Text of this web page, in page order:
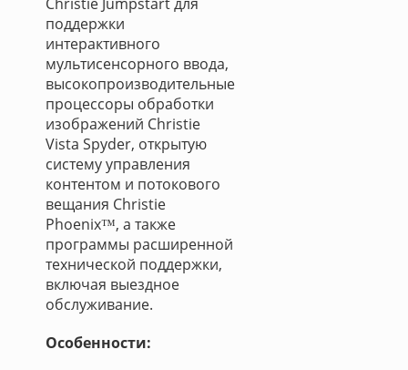
поддержки
интерактивного
мультисенсорного ввода,
высокопроизводительные
процессоры обработки
изображений Christie
Vista Spyder, открытую
систему управления
контентом и потокового
вещания Christie
Phoenix™, а также
программы расширенной
технической поддержки,
включая выездное
обслуживание.
Особенности: